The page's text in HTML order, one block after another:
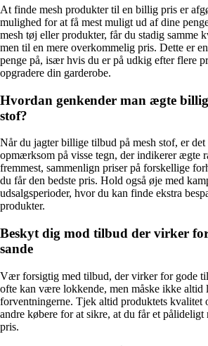
At finde mesh produkter til en billig pris er
mulighed for at få mest muligt ud af dine
mesh tøj eller produkter, får du stadig samme
men til en mere overkommelig pris. Dette er
penge på, især hvis du er på udkig efter flere
opgradere din garderobe.
Hvordan genkender man ægte
stof?
Når du jagter billige tilbud på mesh stof, er
opmærksom på visse tegn, der indikerer ægte
fremmest, sammenlign priser på forskellige
du får den bedste pris. Hold også øje med
udsalgsperioder, hvor du kan finde ekstra
produkter.
Beskyt dig mod tilbud der virker
sande
Vær forsigtig med tilbud, der virker for gode
ofte kan være lokkende, men måske ikke altid
forventningerne. Tjek altid produktets kvalitet
andre købere for at sikre, at du får et
pris.